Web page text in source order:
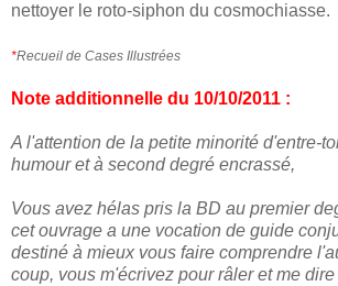
nettoyer le roto-siphon du cosmochiasse.
*Recueil de Cases Illustrées
Note additionnelle du 10/10/2011 :
A l'attention de la petite minorité d'entre-
humour et à second degré encrassé,
Vous avez hélas pris la BD au premier
cet ouvrage a une vocation de guide
destiné à mieux vous faire comprendre
coup, vous m'écrivez pour râler et me